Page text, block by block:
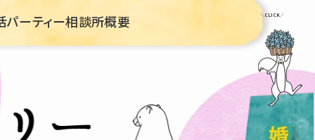
パーティー相談所概要 ＼CLICK／